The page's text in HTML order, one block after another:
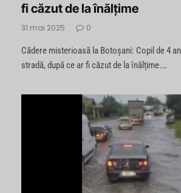
fi căzut de la înălțime
31 mai 2025 0
Cădere misterioasă la Botoșani: Copil de 4
stradă, după ce ar fi căzut de la înălțime.…